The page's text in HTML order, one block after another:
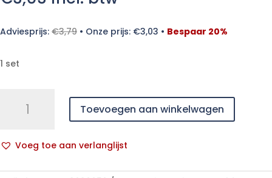
Adviesprijs: €3,79 • Onze prijs: €3,03 • Bespaar 20%
1 set
infusieset
Toevoegen aan winkelwagen
Voeg toe aan verlanglijst
l